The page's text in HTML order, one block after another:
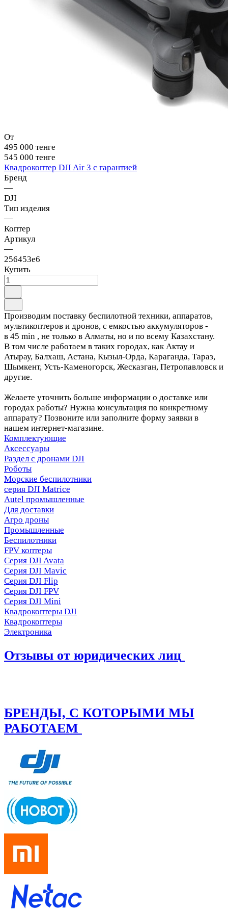
От
495 000 тенге
545 000 тенге
Квадрокоптер DJI Air 3 с гарантией
Бренд
—
DJI
Тип изделия
—
Коптер
Артикул
—
256453е6
Купить
Производим поставку беспилотной техники, аппаратов,
мультикоптеров и дронов, с емкостью аккумуляторов -
в 45 min , не только в Алматы, но и по всему Казахстану.
В том числе работаем в таких городах, как Актау и
Атырау, Балхаш, Астана, Кызыл-Орда, Караганда, Тараз,
Шымкент, Усть-Каменогорск, Жесказган, Петропавловск и
другие.
Желаете уточнить больше информации о доставке или
городах работы? Нужна консультация по конкретному
аппарату? Позвоните или заполните форму заявки в
нашем интернет-магазине.
Комплектующие
Аксессуары
Раздел с дронами DJI
Роботы
Морские беспилотники
серия DJI Matrice
Autel промышленные
Для доставки
Агро дроны
Промышленные
Беспилотники
FPV коптеры
Серия DJI Avata
Серия DJI Mavic
Серия DJI Flip
Серия DJI FPV
Серия DJI Mini
Квадрокоптеры DJI
Квадрокоптеры
Электроника
Отзывы от юридических лиц
БРЕНДЫ, С КОТОРЫМИ МЫ
РАБОТАЕМ